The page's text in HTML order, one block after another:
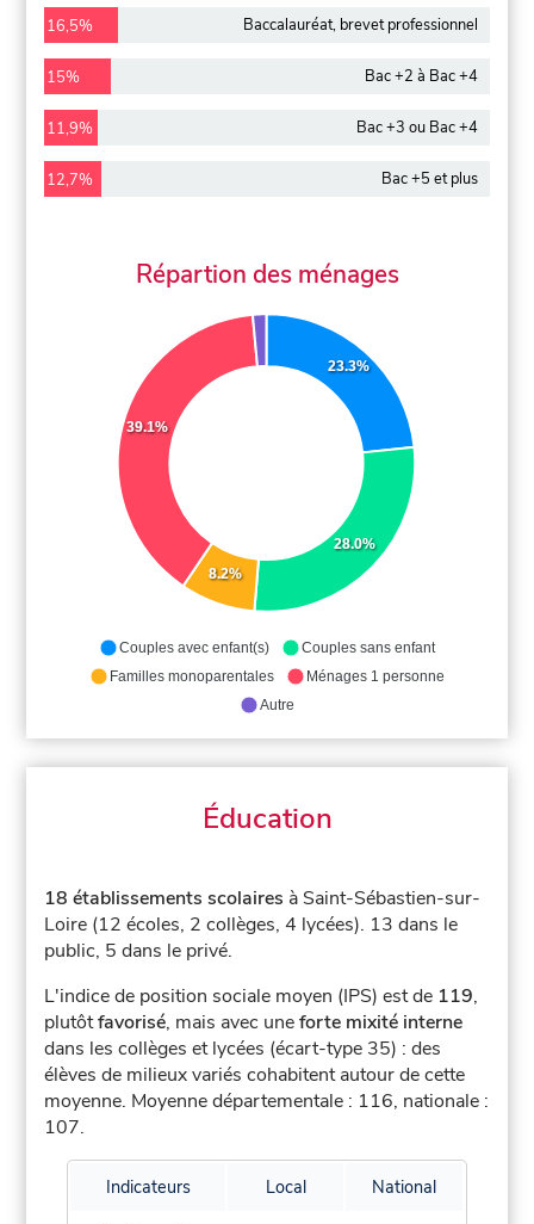
16,5% Baccalauréat, brevet professionnel
15% Bac +2 à Bac +4
11,9% Bac +3 ou Bac +4
12,7% Bac +5 et plus
Répartion des ménages
23.3%
28.0%
8.2%
39.1%
Couples avec enfant(s)
Couples sans enfant
Familles monoparentales
Ménages 1 personne
Autre
Éducation
18 établissements scolaires à Saint-Sébastien-sur-
Loire (12 écoles, 2 collèges, 4 lycées). 13 dans le
public, 5 dans le privé.
L'indice de position sociale moyen (IPS) est de 119,
plutôtfavorisé, mais avec uneforte mixité interne
dans les collèges et lycées (écart-type 35) : des
élèves de milieux variés cohabitent autour de cette
moyenne. Moyenne départementale : 116, nationale :
107.
Indicateurs Local National